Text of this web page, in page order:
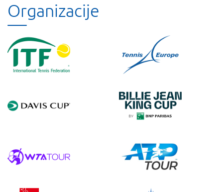
Organizacije